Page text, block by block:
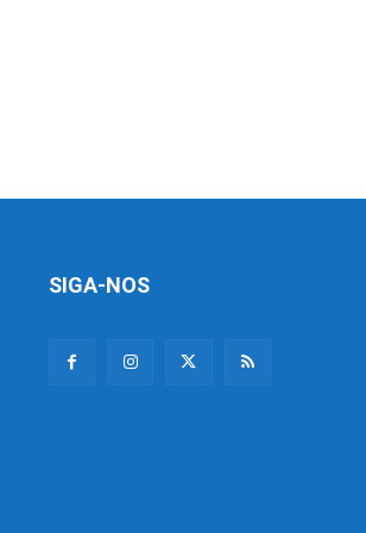
SIGA-NOS